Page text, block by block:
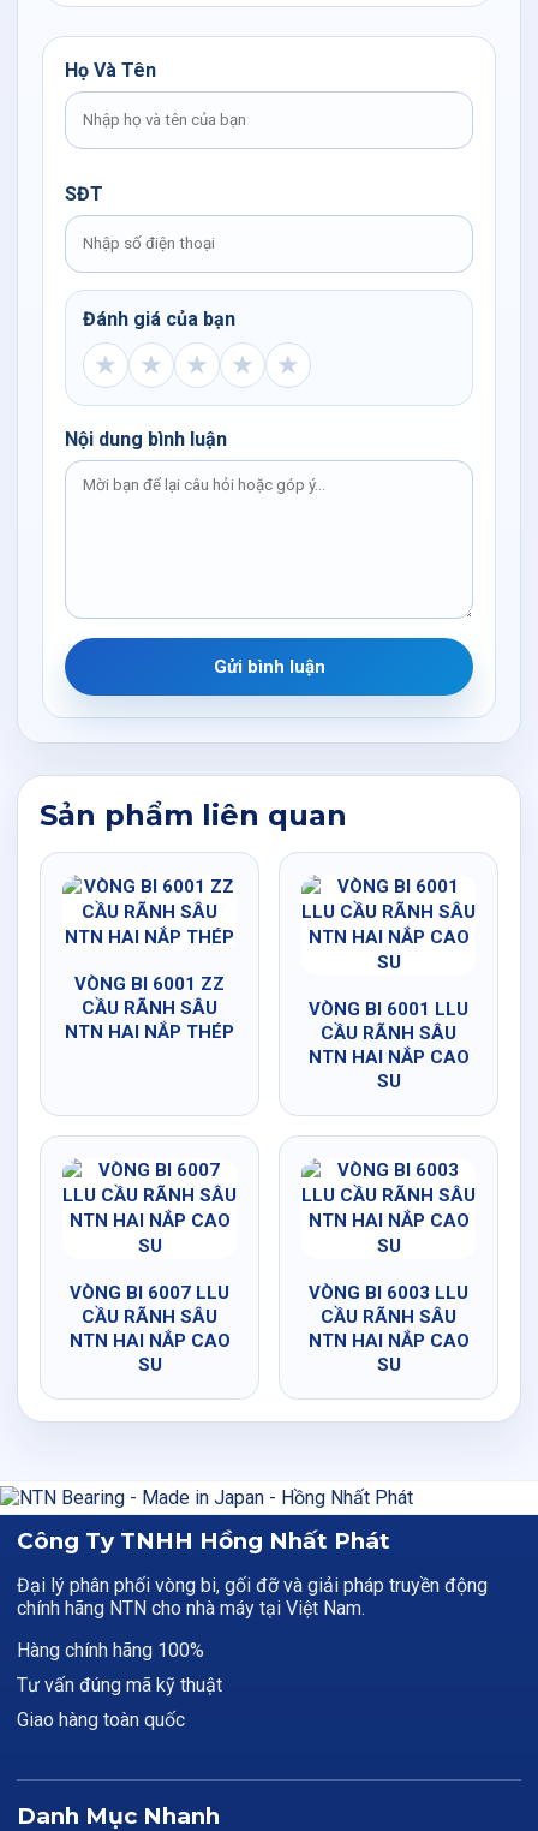
Họ Và Tên
SĐT
Đánh giá của bạn
★ ★ ★ ★ ★
Nội dung bình luận
Gửi bình luận
Sản phẩm liên quan
VÒNG BI 6001 ZZ
CẦU RÃNH SÂU
NTN HAI NẮP THÉP
VÒNG BI 6001 LLU
CẦU RÃNH SÂU
NTN HAI NẮP CAO
SU
VÒNG BI 6007 LLU
CẦU RÃNH SÂU
NTN HAI NẮP CAO
SU
VÒNG BI 6003 LLU
CẦU RÃNH SÂU
NTN HAI NẮP CAO
SU
Công Ty TNHH Hồng Nhất Phát
Đại lý phân phối vòng bi, gối đỡ và giải pháp truyền động
chính hãng NTN cho nhà máy tại Việt Nam.
Hàng chính hãng 100%
Tư vấn đúng mã kỹ thuật
Giao hàng toàn quốc
Danh Mục Nhanh